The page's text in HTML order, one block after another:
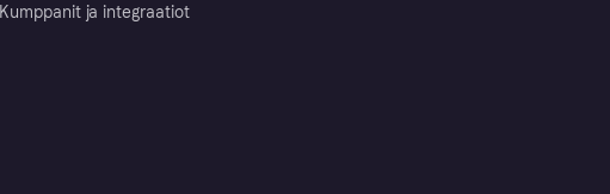
Kumppanit ja integraatiot